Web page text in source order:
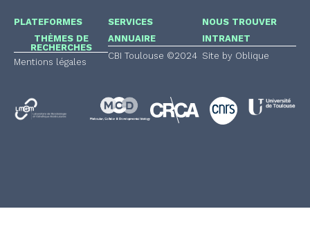
PLATEFORMES
THÈMES DE
RECHERCHES
Mentions légales
SERVICES
ANNUAIRE
CBI Toulouse ©2024
NOUS TROUVER
INTRANET
Site by Oblique